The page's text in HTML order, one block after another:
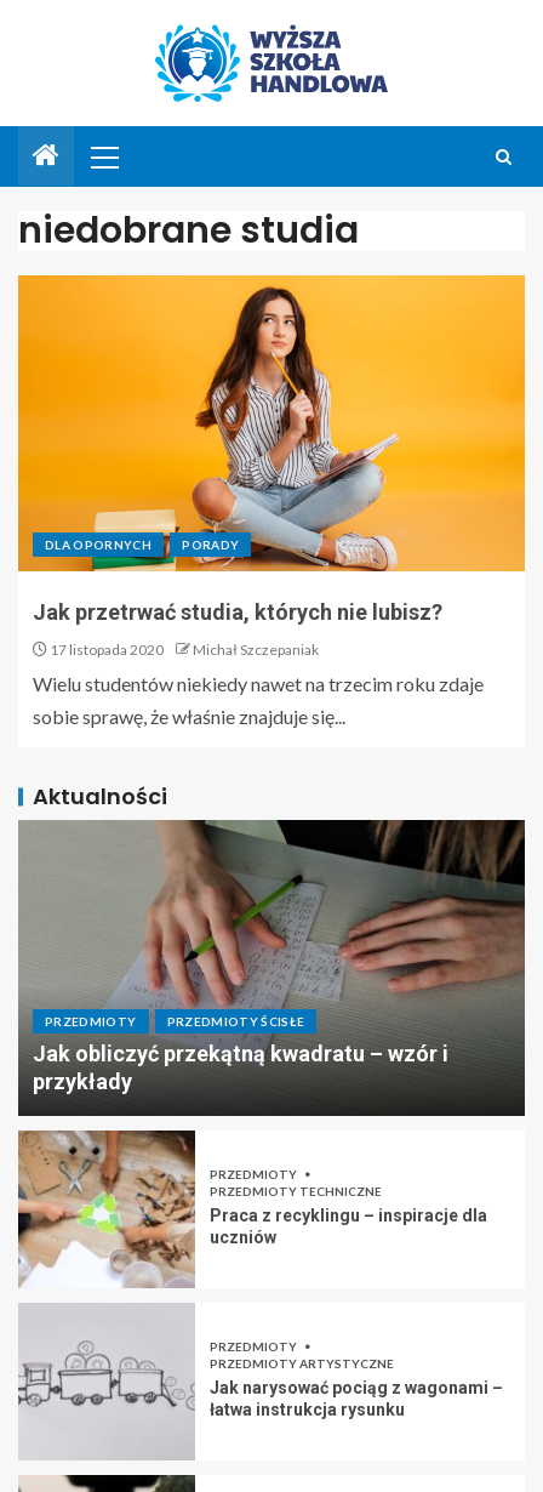
niedobrane studia
DLA OPORNYCH PORADY
Jak przetrwać studia, których nie lubisz?
17 listopada 2020 Michał Szczepaniak
Wielu studentów niekiedy nawet na trzecim roku zdaje
sobie sprawę, że właśnie znajduje się...
Aktualności
PRZEDMIOTY PRZEDMIOTY ŚCISŁE
Jak obliczyć przekątną kwadratu – wzór i
przykłady
PRZEDMIOTY
PRZEDMIOTY TECHNICZNE
Praca z recyklingu – inspiracje dla
uczniów
PRZEDMIOTY
PRZEDMIOTY ARTYSTYCZNE
Jak narysować pociąg z wagonami –
łatwa instrukcja rysunku